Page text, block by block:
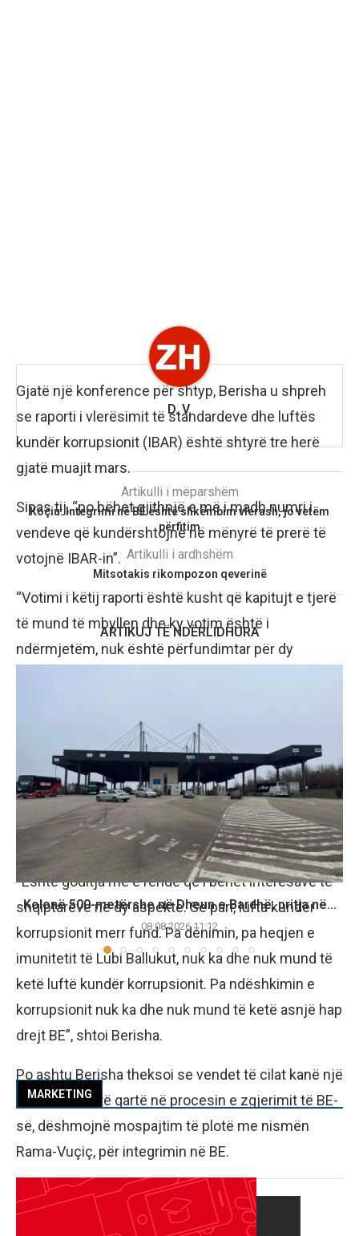
Gjatë një konference për shtyp, Berisha u shpreh
se raporti i vlerësimit të standardeve dhe luftës
kundër korrupsionit (IBAR) është shtyrë tre herë
gjatë muajit mars.
Sipas tij, “po bëhet gjithnjë e më i madh numri i
vendeve që kundërshtojnë në mënyrë të prerë të
votojnë IBAR-in”.
“Votimi i këtij raporti është kusht që kapitujt e tjerë
të mund të mbyllen dhe ky votim është i
ndërmjetëm, nuk është përfundimtar për dy
Në këtë drejtim, Berisha deklaroi se “përpjekjet për
ta arkivuar dosjen Balluku, janë përpjekjet më
kriminale që shkelmojnë interesat personale,
shoqërore dhe kombëtare të çdo shqiptari”.
“Është goditja më e rëndë që i bëhet interesave të
shqiptarëve në dy aspekte. Së pari, lufta kundër
korrupsionit merr fund. Pa dënimin, pa heqjen e
imunitetit të Lubi Ballukut, nuk ka dhe nuk mund të
ketë luftë kundër korrupsionit. Pa ndëshkimin e
korrupsionit nuk ka dhe nuk mund të ketë asnjë hap
drejt BE”, shtoi Berisha.
Po ashtu Berisha theksoi se vendet të cilat kanë një
skepticizëm të qartë në procesin e zgjerimit të BE-
së, dëshmojnë mospajtim të plotë me nismën
Rama-Vuçiç, për integrimin në BE.
D. V.
Artikulli i mëparshëm
Koçiu: Integrimi në BE është shkëmbim vlerash, jo vetëm
përfitim
Artikulli i ardhshëm
Mitsotakis rikompozon qeverinë
ARTIKUJ TË NDËRLIDHURA
Kolonë 500-metërshe në Dheun e Bardhë, pritja në...
08.08.2026 11:12
MARKETING